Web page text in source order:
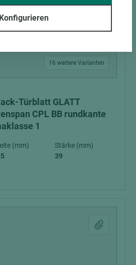
16 weitere Varianten
Türblatt GLATT
CPL BB rundkante
1
(mm)
Stärke (mm)
39
Konfigurieren